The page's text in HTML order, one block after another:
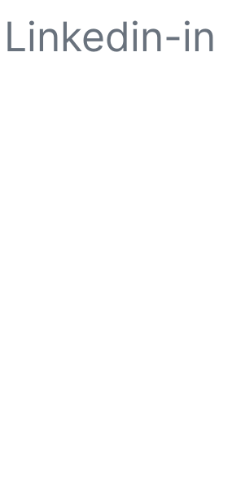
Linkedin-in